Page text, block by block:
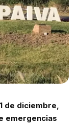
de diciembre,
emergencias